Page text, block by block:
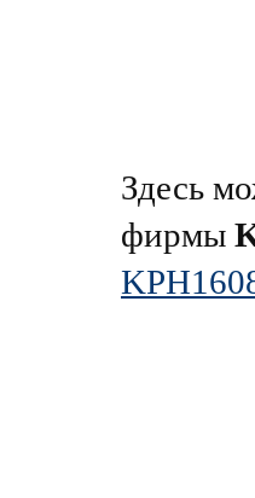
Здесь
фирмы